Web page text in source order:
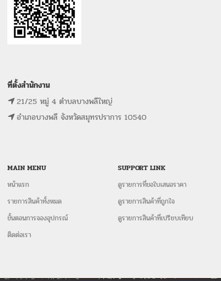
ที่ตั้งสำนักงาน
21/25 หมู่ 4 ตำบลบางพลีใหญ่
อำเภอบางพลี จังหวัดสมุทรปราการ 10540
MAIN MENU
หน้าแรก
รายการสินค้าทั้งหมด
ขั้นตอนการจองอุปกรณ์
ติดต่อเรา
SUPPORT LINK
ดูรายการที่ขอใบเสนอราคา
ดูรายการสินค้าที่ถูกใจ
ดูรายการสินค้าที่เปรียบเทียบ